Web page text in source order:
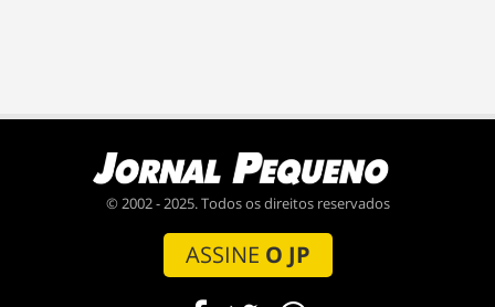
© 2002 - 2025. Todos os direitos reservados
ASSINE O JP